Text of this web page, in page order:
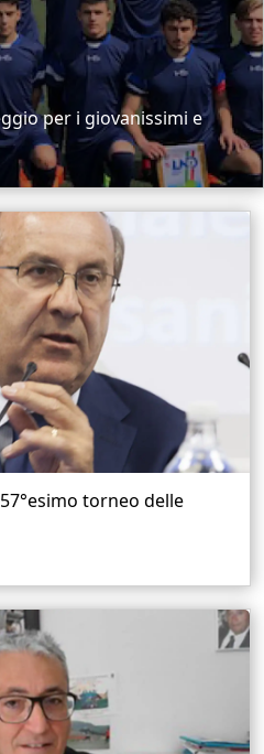
per i giovanissimi e
torneo delle